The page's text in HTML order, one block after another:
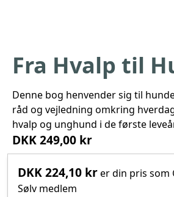
Fra Hvalp til
Denne bog henvender sig til
råd og vejledning omkring
hvalp og unghund i de første
DKK 249,00 kr
DKK 224,10 krer din pris som
Sølv medlem